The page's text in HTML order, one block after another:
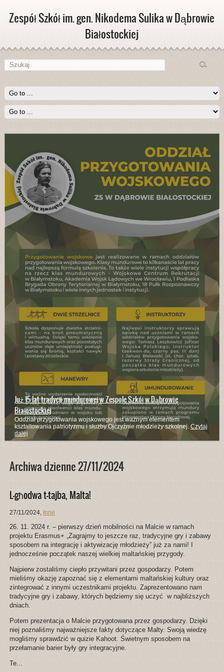
Zespół Szkół im. gen. Nikodema Sulika w Dąbrowie
Białostockiej
Już 15 lat tradycji mundurowej w Zespole Szkół w Dąbrowie
Białostockiej
Oddział przygotowania wojskowego jest ważnym elementem
kształtowania patriotyzmu i służby Ojczyźnie młodzieży szkolnej. Czytaj
dalej
Archiwa dzienne 27/11/2024
L-għodwa t-tajba, Malta!
27/11/2024, Inne
26. 11. 2024 r. – pierwszy dzień mobilności na Malcie w ramach
projektu Erasmus+ „Zagrajmy to jeszcze raz, tradycyjne gry i zabawy
sposobem na integrację i aktywizację młodzieży” już za nami! I
jednocześnie początek naszej wielkiej maltańskiej przygody.
Najpierw zostaliśmy ciepło przywitani przez gospodarzy. Potem
mieliśmy okazję zapoznać się z elementami maltańskiej kultury oraz
zintegrować z innymi uczestnikami projektu. Zaprezentowano nam
tradycyjne gry i zabawy, których będziemy się uczyć w najbliższych
dniach.
Potem prezentacja o Malcie przygotowana przez gospodarzy. Dzięki
niej poznaliśmy najważniejsze fakty dotyczące Malty. Swoją wiedzę
mogliśmy sprawdzić w quizie Kahoot. Świetnym sposobem na
przełamanie barier były gry integracyjne.
Te...